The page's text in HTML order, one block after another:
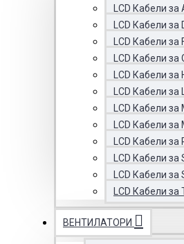
LCD Кабели за
LCD Кабели за
LCD Кабели
LCD Кабели
LCD Кабели за
LCD Кабели за
LCD Кабели
LCD Кабели за
LCD Кабели за
LCD Кабели
LCD Кабели за
LCD Кабели за
ВЕНТИЛАТОРИ